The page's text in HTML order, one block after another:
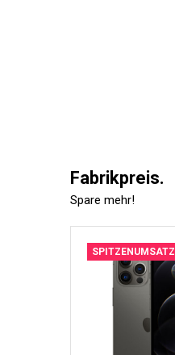
Fabrikpreis.
Spare mehr!
SPITZENUMSATZ